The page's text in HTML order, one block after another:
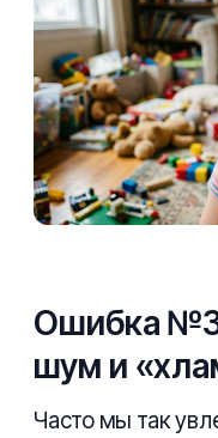
Ошибка
шум и
Часто мы так